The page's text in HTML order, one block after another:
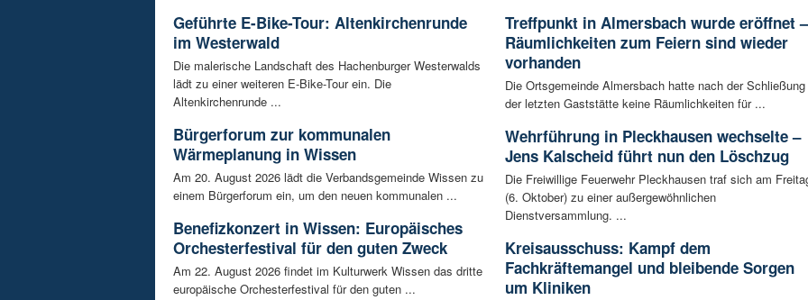
Geführte E-Bike-Tour: Altenkirchenrunde
im Westerwald
Die malerische Landschaft des Hachenburger Westerwalds
lädt zu einer weiteren E-Bike-Tour ein. Die
Altenkirchenrunde ...
Bürgerforum zur kommunalen
Wärmeplanung in Wissen
Am 20. August 2026 lädt die Verbandsgemeinde Wissen zu
einem Bürgerforum ein, um den neuen kommunalen ...
Benefizkonzert in Wissen: Europäisches
Orchesterfestival für den guten Zweck
Am 22. August 2026 findet im Kulturwerk Wissen das dritte
europäische Orchesterfestival für den guten ...
Treffpunkt in Almersbach wurde eröffnet –
Räumlichkeiten zum Feiern sind wieder
vorhanden
Die Ortsgemeinde Almersbach hatte nach der Schließung
der letzten Gaststätte keine Räumlichkeiten für ...
Wehrführung in Pleckhausen wechselte –
Jens Kalscheid führt nun den Löschzug
Die Freiwillige Feuerwehr Pleckhausen traf sich am
(6. Oktober) zu einer außergewöhnlichen
Dienstversammlung. ...
Kreisausschuss: Kampf dem
Fachkräftemangel und bleibende Sorgen
um Kliniken